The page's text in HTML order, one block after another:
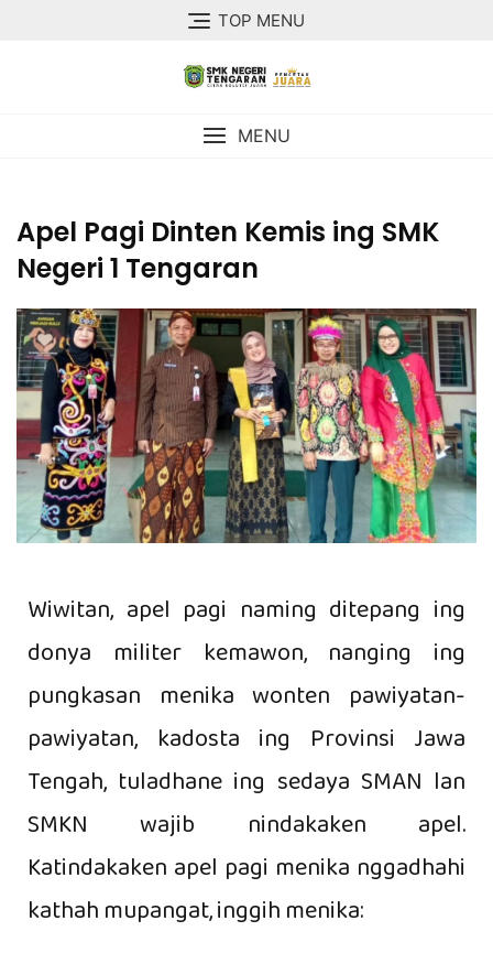
TOP MENU
MENU
Apel Pagi Dinten Kemis ing SMK
Negeri 1 Tengaran
Wiwitan, apel pagi naming ditepang ing
donya militer kemawon, nanging ing
pungkasan menika wonten pawiyatan-
pawiyatan, kadosta ing Provinsi Jawa
Tengah, tuladhane ing sedaya SMAN lan
SMKN wajib nindakaken apel.
Katindakaken apel pagi menika nggadhahi
kathah mupangat, inggih menika: